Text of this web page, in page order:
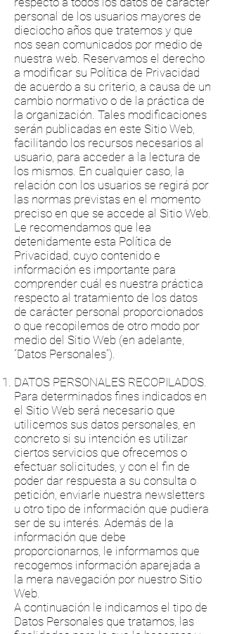
personal de los usuarios mayores de
dieciocho años que tratemos y que
nos sean comunicados por medio de
nuestra web. Reservamos el derecho
a modificar su Política de Privacidad
de acuerdo a su criterio, a causa de un
cambio normativo o de la práctica de
la organización. Tales modificaciones
serán publicadas en este Sitio Web,
facilitando los recursos necesarios al
usuario, para acceder a la lectura de
los mismos. En cualquier caso, la
relación con los usuarios se regirá por
las normas previstas en el momento
preciso en que se accede al Sitio Web.
Le recomendamos que lea
detenidamente esta Política de
Privacidad, cuyo contenido e
información es importante para
comprender cuál es nuestra práctica
respecto al tratamiento de los datos
de carácter personal proporcionados
o que recopilemos de otro modo por
medio del Sitio Web (en adelante,
“Datos Personales”).
DATOS PERSONALES RECOPILADOS.
Para determinados fines indicados en
el Sitio Web será necesario que
utilicemos sus datos personales, en
concreto si su intención es utilizar
ciertos servicios que ofrecemos o
efectuar solicitudes, y con el fin de
poder dar respuesta a su consulta o
petición, enviarle nuestra newsletters
u otro tipo de información que pudiera
ser de su interés. Además de la
información que debe
proporcionarnos, le informamos que
recogemos información aparejada a
la mera navegación por nuestro Sitio
Web.
A continuación le indicamos el tipo de
Datos Personales que tratamos, las